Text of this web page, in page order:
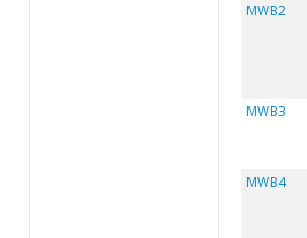
MWB2
MWB3
MWB4